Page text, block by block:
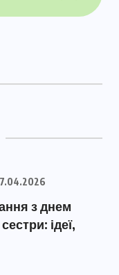
з днем
ідеї,